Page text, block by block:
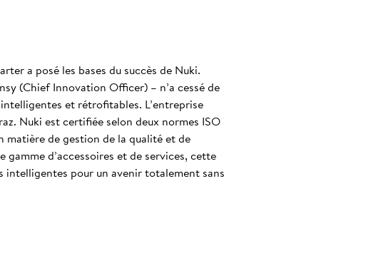
a posé les bases du succès de Nuki.
(Chief Innovation Officer) – n’a cessé de
et rétrofitables. L’entreprise
Nuki est certifiée selon deux normes ISO
matière de gestion de la qualité et de
d’accessoires et de services, cette
intelligentes pour un avenir totalement sans